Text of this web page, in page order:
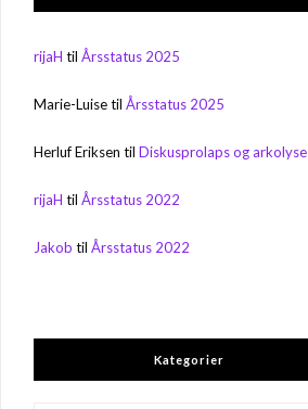
rijaH tilÅrsstatus 2025
Marie-LuisetilÅrsstatus 2025
Herluf Eriksen tilDiskusprolaps og arkolyse
rijaH tilÅrsstatus 2022
Jakob tilÅrsstatus 2022
Kategorier